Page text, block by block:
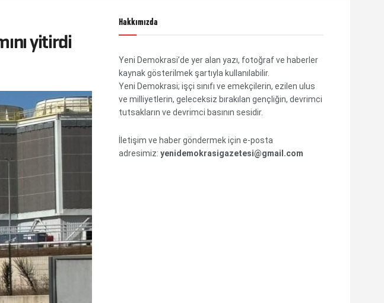
yitirdi
Hakkımızda
Yeni Demokrasi’de yer alan yazı, fotoğraf ve haberler
kaynak gösterilmek şartıyla kullanılabilir.
Yeni Demokrasi; işçi sınıfı ve emekçilerin, ezilen ulus
ve milliyetlerin, geleceksiz bırakılan gençliğin, devrimci
tutsakların ve devrimci basının sesidir.
İletişim ve haber göndermek için e-posta
adresimiz: yenidemokrasigazetesi@gmail.com